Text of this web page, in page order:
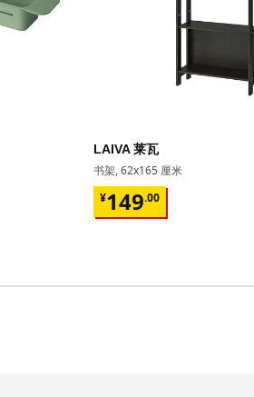
LAIVA 莱瓦
书架, 62x165 厘米
¥149.00
¥ 149.00